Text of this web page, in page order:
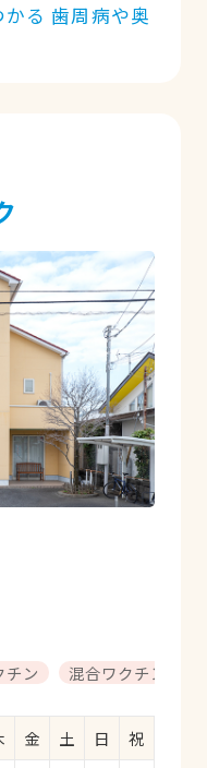
る 歯周病や奥
チン 混合ワクチン
金 土 日
祝